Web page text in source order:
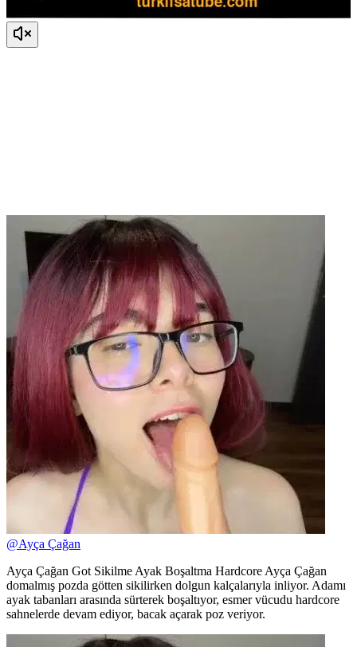
@Ayça Çağan
Ayça Çağan Got Sikilme Ayak Boşaltma Hardcore Ayça Çağan
domalmış pozda götten sikilirken dolgun kalçalarıyla inliyor. Adamı
ayak tabanları arasında sürterek boşaltıyor, esmer vücudu hardcore
sahnelerde devam ediyor, bacak açarak poz veriyor.